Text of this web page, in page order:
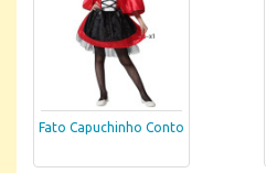
Fato Capuchinho Conto